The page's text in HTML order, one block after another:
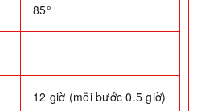
85°
12 giờ (mỗi bước 0.5 giờ)